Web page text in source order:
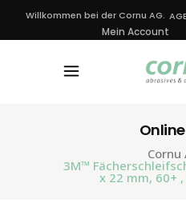
Willkommen bei der Cornu AG.
Mein Account
Cornu
3M™
x 22 mm, 60+